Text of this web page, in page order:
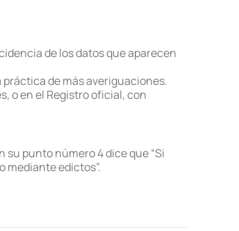
de los datos que aparecen
de más averiguaciones.
o en el Registro oficial, con
su punto número 4 dice que “Si
edictos”.